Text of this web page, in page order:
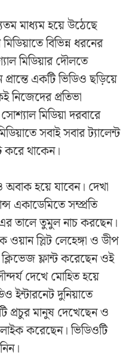
মাধ্যম হয়ে উঠেছে
বিভিন্ন ধরনের
মিডিয়ার দৌলতে
একটি ভিডিও ছড়িয়ে
প্রতিভা
মিডিয়া দরবারে
সবাই সবার ট্যালেন্ট
করে থাকেন।
হয়ে যাবেন। দেখা
একাডেমিতে সম্প্রতি
এর তালে তুমুল নাচ করছেন।
স্লিট লেহেঙ্গা ও ডীপ
ফ্লান্ট করেছেন ওই
দেখে মোহিত হয়ে
ইন্টারনেট দুনিয়াতে
প্রচুর মানুষ দেখেছেন ও
করেছেন। ভিডিওটি